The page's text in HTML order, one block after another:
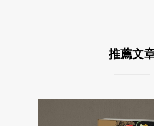
推薦文